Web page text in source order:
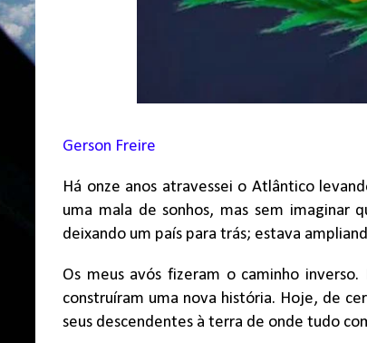
Gerson Freire
Há onze anos atravessei o Atlântico
uma mala de sonhos, mas sem imaginar
deixando um país para trás; estava
Os meus avós fizeram o caminho
construíram uma nova história. Hoje, de
seus descendentes à terra de onde tudo